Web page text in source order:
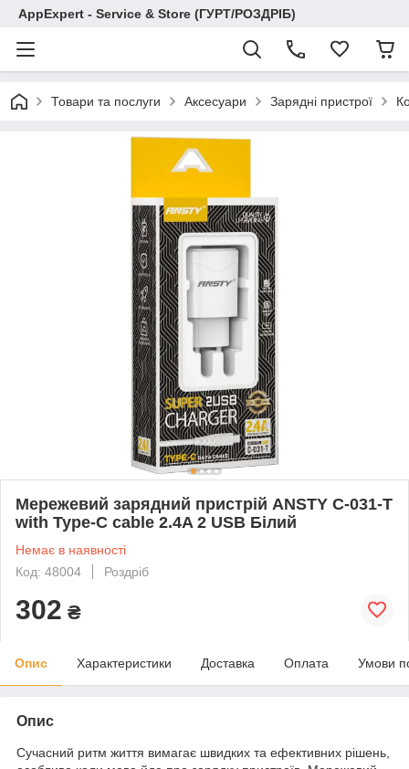
AppExpert - Service & Store (ГУРТ/РОЗДРІБ)
Товари та послуги Аксесуари Зарядні пристрої
Мережевий зарядний пристрій ANSTY C-031-T
with Type-C cable 2.4A 2 USB Білий
Немає в наявності
Код: 48004
Роздріб
302 ₴
Опис Характеристики Доставка Оплата Умови
Опис
Сучасний ритм життя вимагає швидких та ефективних рішень,